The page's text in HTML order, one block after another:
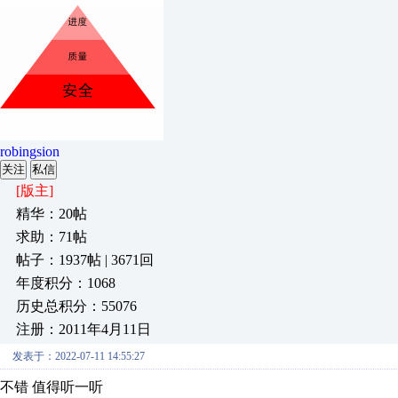
robingsion
关注 私信
[版主]
精华：20帖
求助：71帖
帖子：1937帖 | 3671回
年度积分：1068
历史总积分：55076
注册：2011年4月11日
发表于：2022-07-11 14:55:27
不错 值得听一听